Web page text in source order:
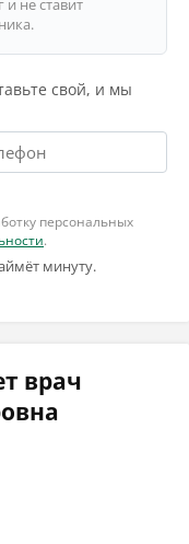
и не ставит
свой, и мы
персональных
.
минуту.
врач